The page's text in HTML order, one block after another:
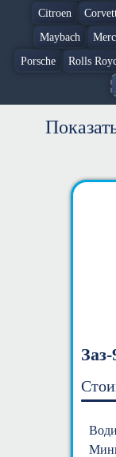
Citroen
Maybach
Porsche
Rolls